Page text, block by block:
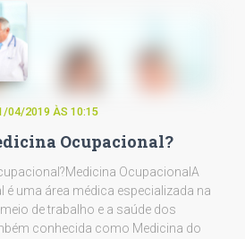
04/2019 ÀS 10:15
Ocupacional?
OcupacionalA
é uma área médica especializada na
de trabalho e a saúde dos
conhecida como Medicina do